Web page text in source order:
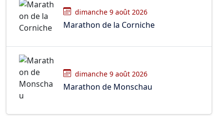
dimanche 9 août 2026
Marathon de la Corniche
dimanche 9 août 2026
Marathon de Monschau